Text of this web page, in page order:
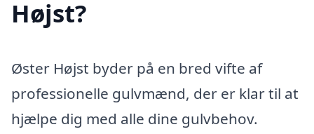
Højst?
Øster Højst byder på en bred vifte af
professionelle gulvmænd, der er klar til at
hjælpe dig med alle dine gulvbehov.